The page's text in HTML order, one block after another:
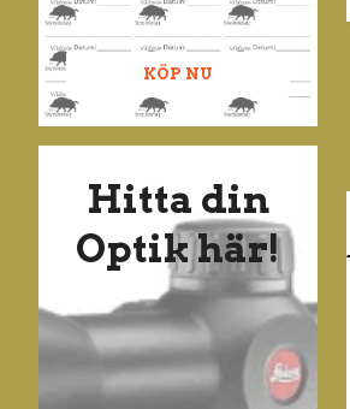
KÖP NU
Hitta din
Optik här!